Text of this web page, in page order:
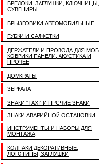
БРЕЛОКИ, ЗАГЛУШКИ, КЛЮЧНИЦЫ,
СУВЕНИРЫ
БРЫЗГОВИКИ АВТОМОБИЛЬНЫЕ
ГУБКИ И САЛФЕТКИ
ДЕРЖАТЕЛИ И ПРОВОДА ДЛЯ МОБ,
КОВРИКИ ПАНЕЛИ, АКУСТИКА И
ПРОЧЕЕ
ДОМКРАТЫ
ЗЕРКАЛА
ЗНАКИ "TAXI" И ПРОЧИЕ ЗНАКИ
ЗНАКИ АВАРИЙНОЙ ОСТАНОВКИ
ИНСТРУМЕНТЫ И НАБОРЫ ДЛЯ
МОНТАЖА
КОЛПАКИ ДЕКОРАТИВНЫЕ,
ЛОГОТИПЫ, ЗАГЛУШКИ